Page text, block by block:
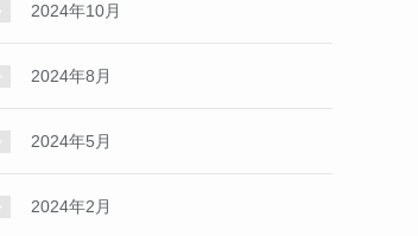
2024年10月
2024年8月
2024年5月
2024年2月